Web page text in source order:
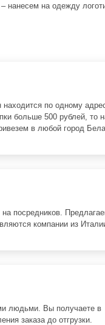
нанесем на одежду
по одному
больше 500 рублей, то
в любой город
посредников.
компании из
людьми. Вы получаете в
заказа до отгрузки.